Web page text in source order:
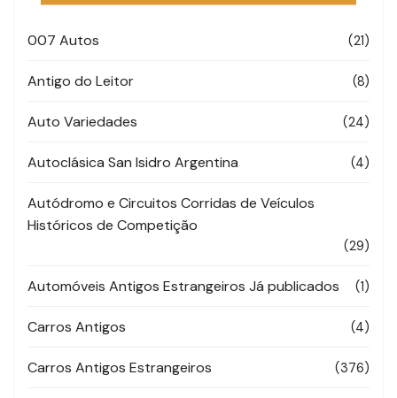
007 Autos (21)
Antigo do Leitor (8)
Auto Variedades (24)
Autoclásica San Isidro Argentina (4)
Autódromo e Circuitos Corridas de Veículos
Históricos de Competição
(29)
Automóveis Antigos Estrangeiros Já publicados (1)
Carros Antigos (4)
Carros Antigos Estrangeiros (376)